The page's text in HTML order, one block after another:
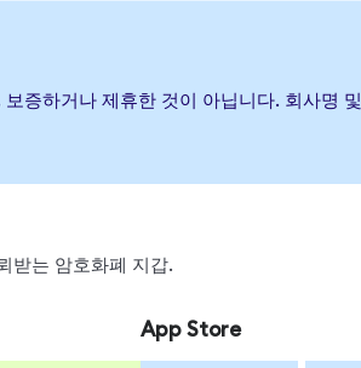
증하거나 제휴한 것이 아닙니다. 회사명
받는 암호화폐 지갑.
App Store